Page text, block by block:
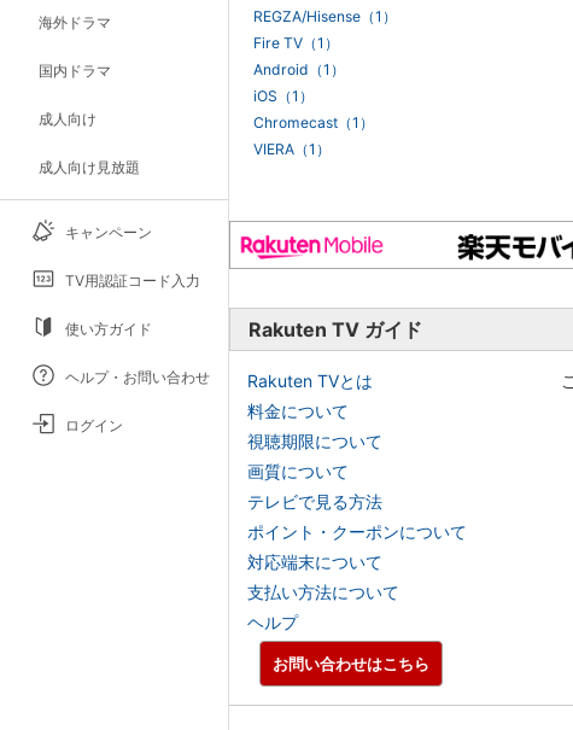
海外ドラマ
国内ドラマ
成人向け
成人向け見放題
キャンペーン
TV用認証コード入力
使い方ガイド
ヘルプ・お問い合わせ
ログイン
REGZA/Hisense（1）
Fire TV（1）
Android（1）
iOS（1）
Chromecast（1）
VIERA（1）
Rakuten TV ガイド
Rakuten TVとは
料金について
視聴期限について
画質について
テレビで見る方法
ポイント・クーポンについて
対応端末について
支払い方法について
ヘルプ
お問い合わせはこちら